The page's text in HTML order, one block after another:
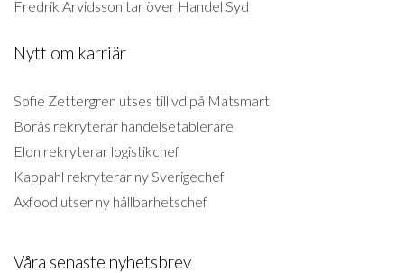
Fredrik Arvidsson tar över Handel Syd
Nytt om karriär
Sofie Zettergren utses till vd på Matsmart
Borås rekryterar handelsetablerare
Elon rekryterar logistikchef
Kappahl rekryterar ny Sverigechef
Axfood utser ny hållbarhetschef
Våra senaste nyhetsbrev